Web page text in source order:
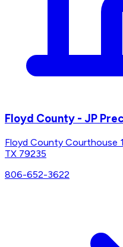
Floyd County - JP
Floyd County Courthouse
TX 79235
806-652-3622